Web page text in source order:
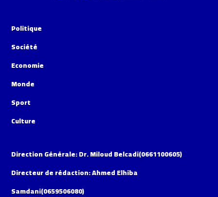
Politique
Société
Economie
Monde
Sport
Culture
Direction Générale: Dr. Miloud Belcadi(0661100605)
Directeur de rédaction: Ahmed Elhiba
Samdani(0659506080)